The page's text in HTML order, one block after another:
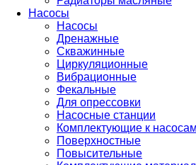
Насосы
Насосы
Дренажные
Скважинные
Циркуляционные
Вибрационные
Фекальные
Для опрессовки
Насосные станции
Комплектующие к насосам
Поверхностные
Повысительные